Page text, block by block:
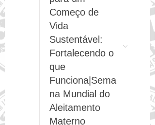
Amamentação
para um
Começo de
Vida
Fortalecendo o
que
Funciona|Sema
na Mundial do